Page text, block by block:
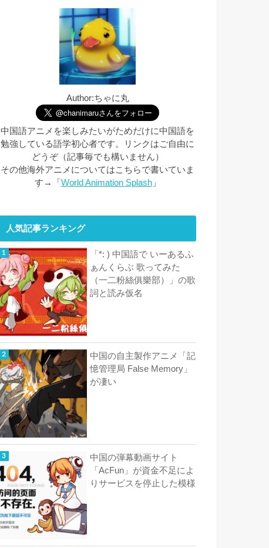
Author:ちゃに丸
中国語アニメを楽しみたいがためだけに中国語を
勉強している語学初心者です。リンクはご自由に
どうぞ（記事毎でも構いません）
その他海外アニメについてはこちらで書いていま
す→「 World Animation Splash」
人気記事ランキング
「*: ) 中国語で いーあるふ
ぁんくらぶ 歌ってみた
（一二粉絲俱樂部）」の歌
詞と読み仮名
中国の自主製作アニメ「記
憶管理局 False Memory」
が凄い
中国の弾幕動画サイト
「AcFun」が資金不足によ
りサービスを停止した模様